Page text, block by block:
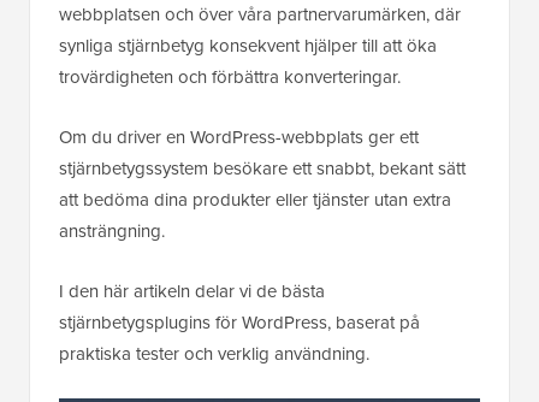
webbplatsen och över våra partnervarumärken, där
synliga stjärnbetyg konsekvent hjälper till att öka
trovärdigheten och förbättra konverteringar.
Om du driver en WordPress-webbplats ger ett
stjärnbetygssystem besökare ett snabbt, bekant sätt
att bedöma dina produkter eller tjänster utan extra
ansträngning.
I den här artikeln delar vi de bästa
stjärnbetygsplugins för WordPress, baserat på
praktiska tester och verklig användning.